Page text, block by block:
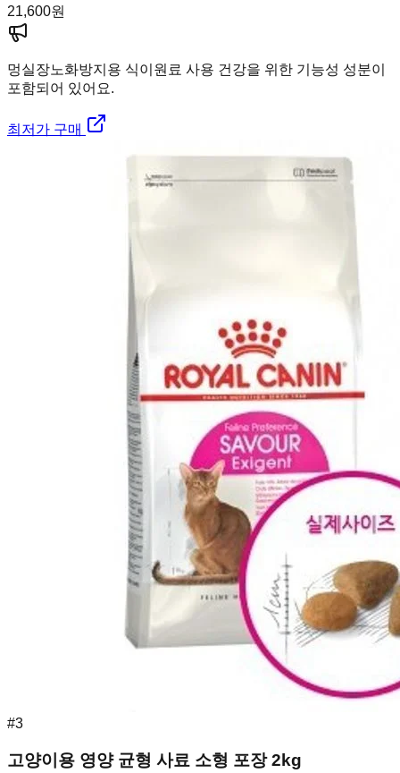
21,600원
멍실장노화방지용 식이원료 사용 건강을 위한 기능성 성분이
포함되어 있어요.
최저가 구매
#3
고양이용 영양 균형 사료 소형 포장 2kg